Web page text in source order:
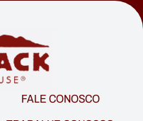
FALE CONOSCO